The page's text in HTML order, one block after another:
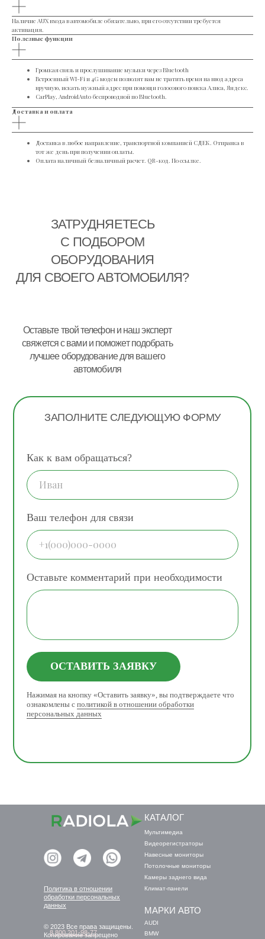
Наличие AUX входа в автомобиле обязательно, при его отсутствии требуется
активация.
Полезные функции
Громкая связь и прослушивание музыки через Bluetooth
Встроенный WI-Fi и 4G модем позволят вам не тратить время на ввод адреса
вручную, искать нужный адрес при помощи голосового поиска Алиса, Яндекс.
CarPlay, AndroidAuto беcпроводной по Bluetooth.
Доставка и оплата
Доставка в любое направление, транспортной компанией СДЕК. Отправка в
тот же день при получении оплаты.
Оплата наличный безналичный расчет. QR-код. По ссылке.
Как к вам обращаться?
Ваш телефон для связи
Оставьте комментарий при необходимости
ОСТАВИТЬ ЗАЯВКУ
Нажимая на кнопку «Оставить заявку», вы подтверждаете что
ознакомлены с политикой в отношении обработки
персональных данных
ЗАПОЛНИТЕ СЛЕДУЮЩУЮ ФОРМУ
ЗАТРУДНЯЕТЕСЬ
С ПОДБОРОМ
ОБОРУДОВАНИЯ
ДЛЯ СВОЕГО АВТОМОБИЛЯ?
Оставьте твой телефон и наш эксперт
свяжется с вами и поможет подобрать
лучшее оборудование для вашего
автомобиля
КАТАЛОГ
МАРКИ АВТО
Мультимедиа
Видеорегистраторы
Навесные мониторы
Потолочные мониторы
Камеры заднего вида
Климат-панели
AUDI
BMW
Политика в отношении
обработки персональных
данных
© 2023 Все права защищены.
Копирование запрещено
8 800 201-98-77